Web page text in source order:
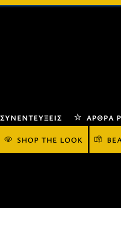
ΣΥΝΕΝΤΕΎΞΕΙΣ ΆΡΘΡΑ
SHOP THE LOOK